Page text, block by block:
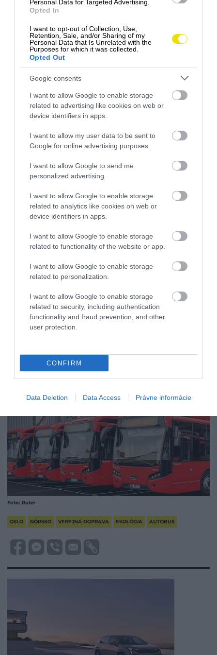
Personal Data for Targeted Advertising.
Opted In
I want to opt-out of Collection, Use,
Retention, Sale, and/or Sharing of my
Personal Data that Is Unrelated with the
Purposes for which it was collected.
Opted Out
Google consents
I want to allow Google to enable storage
related to advertising like cookies on web or
device identifiers in apps.
I want to allow my user data to be sent to
Google for online advertising purposes.
I want to allow Google to send me
personalized advertising.
I want to allow Google to enable storage
related to analytics like cookies on web or
device identifiers in apps.
I want to allow Google to enable storage
related to functionality of the website or app.
I want to allow Google to enable storage
related to personalization.
I want to allow Google to enable storage
related to security, including authentication
functionality and fraud prevention, and other
user protection.
CONFIRM
Data Deletion Data Access Právne informácie
Foto: Ruter
SVET NASKAKUJE NA E-BUSY
celkové emisie mesta o 3 %. To všetko v meste,
ktoré má ambíciu byť prvým úplne bezemisným
mestom sveta do roku 2030. No na vlnu e-busov
„naskakujú“ aj iné destinácie. Kalifornské Los
Angeles plánuje prejsť do roku 2030 na 100 %
Európskej únii tretina autobusov elektrická. No ak
vás zaujíma, kto je v tomto smere svetovým
rekordérom, musíte vycestovať do Číny.
Dvanásťmiliónové mesto Shenzen má fungujúcu
tejto krajine sa viac než polovica elektriny vyrobí z
uhlia, trend sa rýchlo mení a ako je v Číne zvykom,
rýchla ekologizácia a aplikácia obnoviteľných zdrojov
elektriny môže dnes ekologickejšiu Európu v
Foto: Ruter
OSLO NÓRSKO VEREJNÁ DOPRAVA EKOLÓGIA AUTOBUS